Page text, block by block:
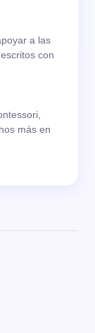
a las
con
más en